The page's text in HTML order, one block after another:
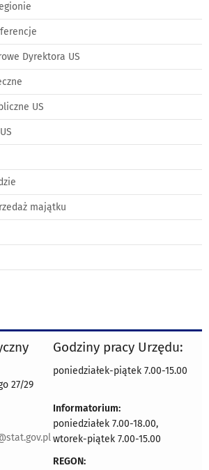
Dyrektora US
US
majątku
27/29
Godziny pracy Urzędu:
poniedziałek-piątek 7.00-15.00
Informatorium:
poniedziałek 7.00-18.00,
wtorek-piątek 7.00-15.00
REGON: